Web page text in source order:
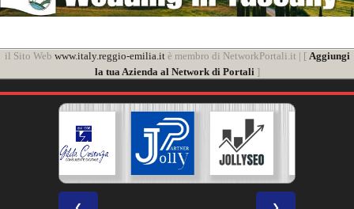
il Sito Web www.italy.reggio-emilia.itè membro di NetworkPortali.it | [ Aggiungi
la tua Azienda al Network di Portali]